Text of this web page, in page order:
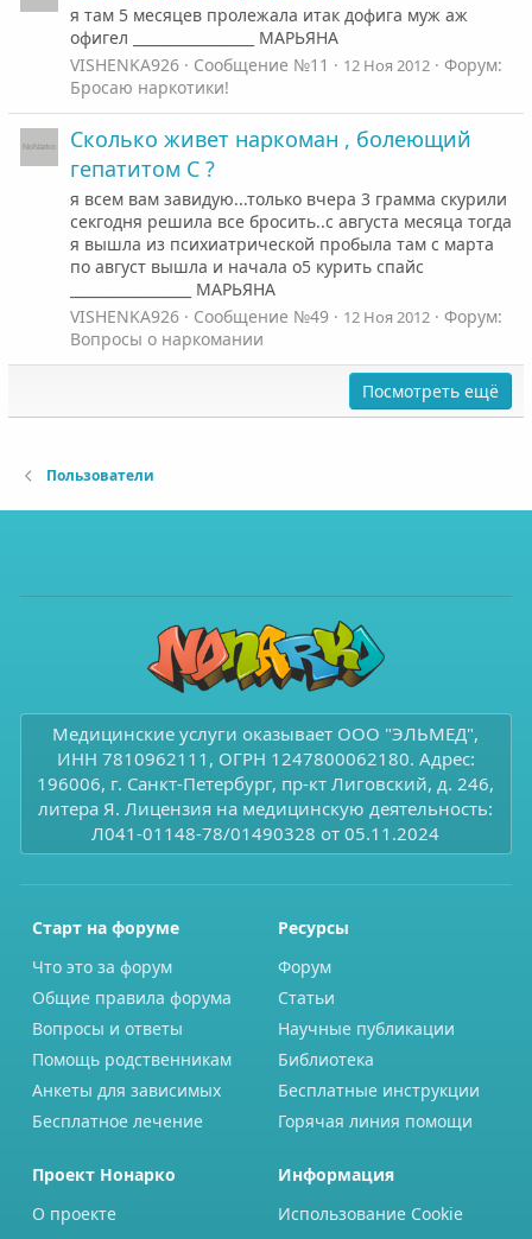
я там 5 месяцев пролежала итак дофига муж аж
офигел _________________ МАРЬЯНА
VISHENKA926
Сообщение №11 12 Ноя 2012
Форум:
Бросаю наркотики!
Сколько живет наркоман , болеющий
гепатитом С ?
я всем вам завидую...только вчера 3 грамма скурили
секгодня решила все бросить..с августа месяца тогда
я вышла из психиатрической пробыла там с марта
по август вышла и начала о5 курить спайс
_________________ МАРЬЯНА
VISHENKA926
Сообщение №49 12 Ноя 2012
Форум:
Вопросы о наркомании
Посмотреть ещё
Пользователи
Медицинские услуги оказывает ООО "ЭЛЬМЕД",
ИНН 7810962111, ОГРН 1247800062180. Адрес:
196006, г. Санкт-Петербург, пр-кт Лиговский, д. 246,
литера Я. Лицензия на медицинскую деятельность:
Л041-01148-78/01490328 от 05.11.2024
Старт на форуме
Что это за форум
Общие правила форума
Вопросы и ответы
Помощь родственникам
Анкеты для зависимых
Бесплатное лечение
Ресурсы
Форум
Статьи
Научные публикации
Библиотека
Бесплатные инструкции
Горячая линия помощи
Проект Нонарко
О проекте
Информация
Использование Cookie